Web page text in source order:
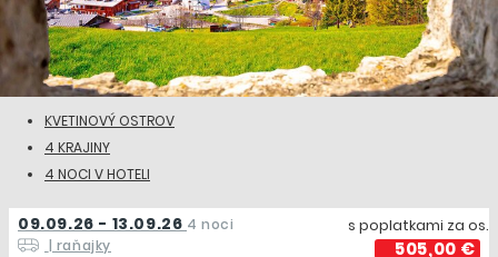
KVETINOVÝ OSTROV
4 KRAJINY
4 NOCI V HOTELI
09.09.26 - 13.09.26 4 noci
| raňajky
s poplatkami za os.
505,00 €